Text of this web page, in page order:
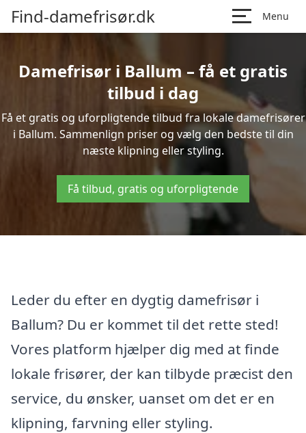
Find-damefrisør.dk Menu
Damefrisør i Ballum – få et gratis
tilbud i dag
Få et gratis og uforpligtende tilbud fra lokale damefrisører
i Ballum. Sammenlign priser og vælg den bedste til din
næste klipning eller styling.
Få tilbud, gratis og uforpligtende
Leder du efter en dygtig damefrisør i
Ballum? Du er kommet til det rette sted!
Vores platform hjælper dig med at finde
lokale frisører, der kan tilbyde præcist den
service, du ønsker, uanset om det er en
klipning, farvning eller styling.